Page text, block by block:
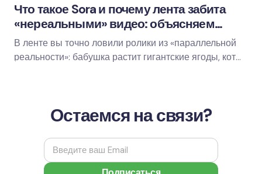
Что такое Sora и почему лента забита
«нереальными» видео: объясняем
просто
В ленте вы точно ловили ролики из «параллельной
реальности»: бабушка растит гигантские ягоды, кот
Остаемся на связи?